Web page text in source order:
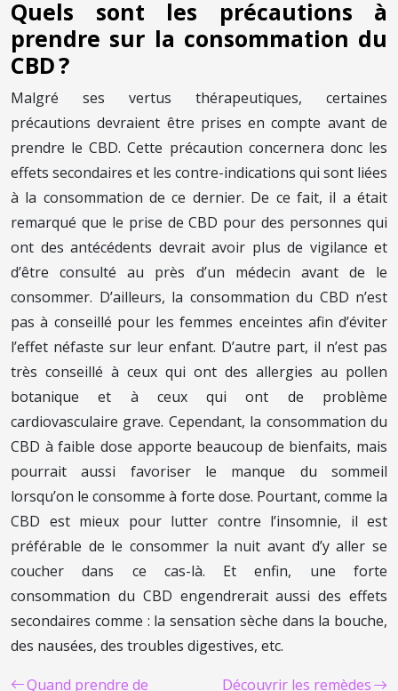
Quels sont les précautions à
prendre sur la consommation du
CBD ?
Malgré ses vertus thérapeutiques, certaines
précautions devraient être prises en compte avant de
prendre le CBD. Cette précaution concernera donc les
effets secondaires et les contre-indications qui sont liées
à la consommation de ce dernier. De ce fait, il a était
remarqué que le prise de CBD pour des personnes qui
ont des antécédents devrait avoir plus de vigilance et
d’être consulté au près d’un médecin avant de le
consommer. D’ailleurs, la consommation du CBD n’est
pas à conseillé pour les femmes enceintes afin d’éviter
l’effet néfaste sur leur enfant. D’autre part, il n’est pas
très conseillé à ceux qui ont des allergies au pollen
botanique et à ceux qui ont de problème
cardiovasculaire grave. Cependant, la consommation du
CBD à faible dose apporte beaucoup de bienfaits, mais
pourrait aussi favoriser le manque du sommeil
lorsqu’on le consomme à forte dose. Pourtant, comme la
CBD est mieux pour lutter contre l’insomnie, il est
préférable de le consommer la nuit avant d’y aller se
coucher dans ce cas-là. Et enfin, une forte
consommation du CBD engendrerait aussi des effets
secondaires comme : la sensation sèche dans la bouche,
des nausées, des troubles digestives, etc.
Quand prendre de
Découvrir les remèdes